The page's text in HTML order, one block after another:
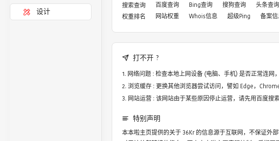
设计
搜索查询
百度查询 Bing查询 搜狗查询
头条查询
权重排名
网站权重 Whois信息 超级Ping 备案
打不开 ?
网络问题 : 检查本地上网设备 (电脑、手机) 是否正常连网
浏览缓存 : 更换其他浏览器尝试访问，譬如 Edge，
网站运营 : 该网站由于某些原因停止运营，请先用百度搜
特别声明
本本啦主页提供的关于36Kr的信息源于互联网，不保证外部